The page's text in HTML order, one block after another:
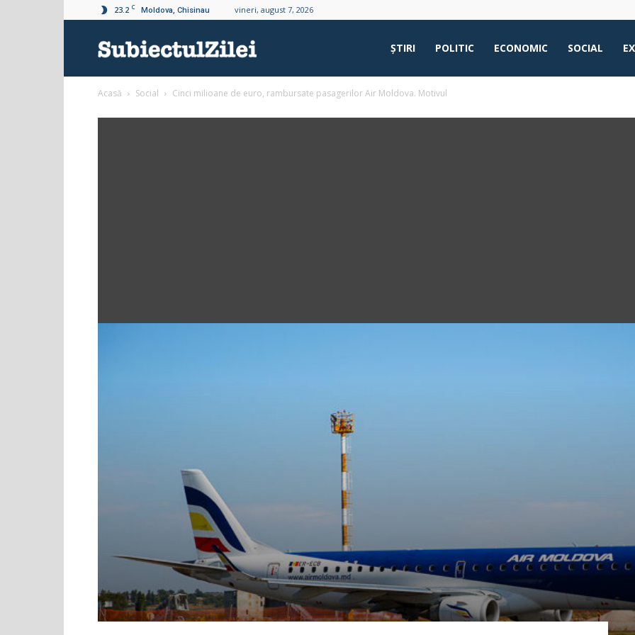
23.2 C Moldova, Chisinau vineri, august 7, 2026
ŞTIRI POLITIC ECONOMIC SOCIAL
Acasă Social Cinci milioane de euro, rambursate pasagerilor Air Moldova. Motivul